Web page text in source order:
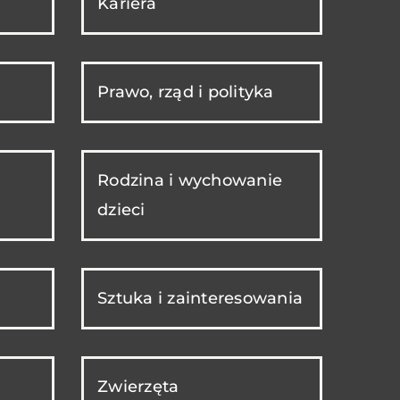
Prawo, rząd i polityka
Rodzina i wychowanie
dzieci
Sztuka i zainteresowania
Zwierzęta